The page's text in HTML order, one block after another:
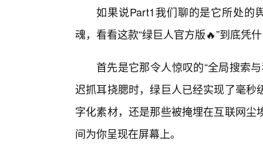
如果说Part1我们聊的是它所处的
魂，看看这款“绿巨人官方版🔥”到底凭
首先是它那令人惊叹的“全局搜索
迟抓耳挠腮时，绿巨人已经实现了毫
字化素材，还是那些被掩埋在互联网
间为你呈现在屏幕上。